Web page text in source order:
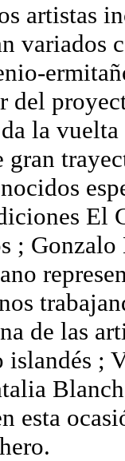
artistas
variados
del
la
gran
El
;
de las
islandés ;
esta